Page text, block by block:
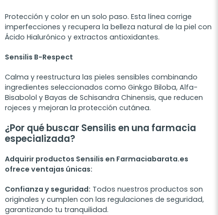
Protección y color en un solo paso. Esta línea corrige
imperfecciones y recupera la belleza natural de la piel con
Ácido Hialurónico y extractos antioxidantes.
Sensilis B-Respect
Calma y reestructura las pieles sensibles combinando
ingredientes seleccionados como Ginkgo Biloba, Alfa-
Bisabolol y Bayas de Schisandra Chinensis, que reducen
rojeces y mejoran la protección cutánea.
¿Por qué buscar Sensilis en una farmacia
especializada?
Adquirir productos Sensilis en Farmaciabarata.es
ofrece ventajas únicas:
Confianza y seguridad: Todos nuestros productos son
originales y cumplen con las regulaciones de seguridad,
garantizando tu tranquilidad.